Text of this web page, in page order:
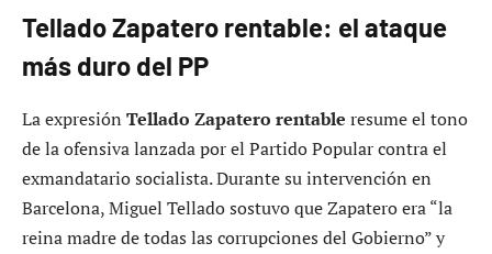
Tellado Zapatero rentable: el ataque
más duro del PP
La expresión Tellado Zapatero rentable resume el tono
de la ofensiva lanzada por el Partido Popular contra el
exmandatario socialista. Durante su intervención en
Barcelona, Miguel Tellado sostuvo que Zapatero era “la
reina madre de todas las corrupciones del Gobierno” y